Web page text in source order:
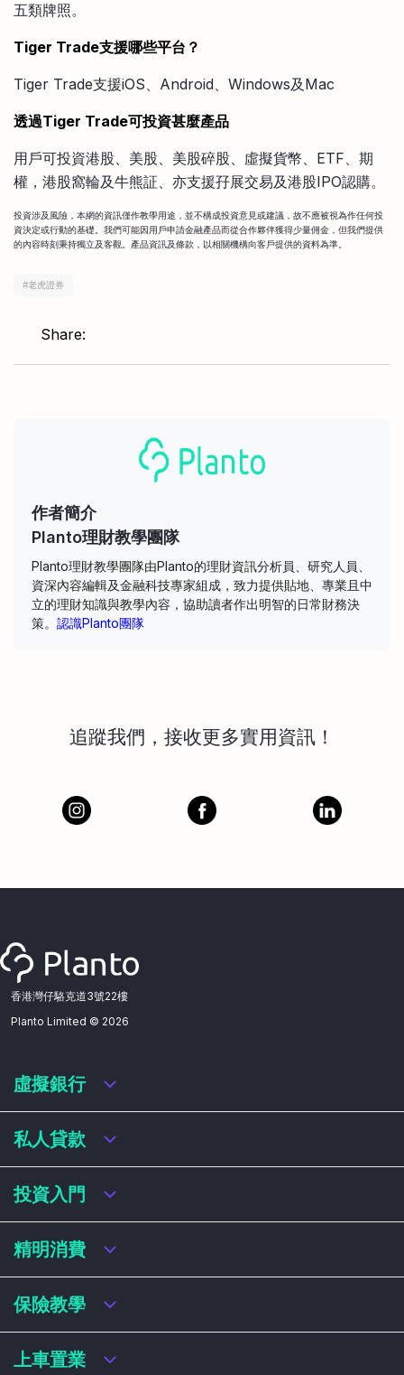
五類牌照。
Tiger Trade支援哪些平台？
Tiger Trade支援iOS、Android、Windows及Mac
透過Tiger Trade可投資甚麼產品
用戶可投資港股、美股、美股碎股、虛擬貨幣、ETF、期
權，港股窩輪及牛熊証、亦支援孖展交易及港股IPO認購。
投資涉及風險，本網的資訊僅作教學用途，並不構成投資意見或建議，故不應被視為作任何投
資決定或行動的基礎。我們可能因用戶申請金融產品而從合作夥伴獲得少量佣金，但我們提供
的內容時刻秉持獨立及客觀。產品資訊及條款，以相關機構向客戶提供的資料為準。
#老虎證券
Share:
作者簡介
Planto理財教學團隊
Planto理財教學團隊由Planto的理財資訊分析員、研究人員、
資深內容編輯及金融科技專家組成，致力提供貼地、專業且中
立的理財知識與教學內容，協助讀者作出明智的日常財務決
策。 認識Planto團隊
追蹤我們，接收更多實用資訊！
香港灣仔駱克道3號22樓
Planto Limited © 2026
虛擬銀行
虛擬銀行迎新優惠
虛擬銀行存款利率比較
虛擬銀行銀扣賬卡 / 信用卡
虛擬銀行貸款
私人貸款
私人貸款年利率比較
網上即批貸款
結餘轉戶
稅務貸款
財務公司貸款
投資入門
港股戶口收費及迎新優惠
基金平台比較
買加密貨幣教學
精明消費
網購信用卡
飛行里數信用卡
保險教學
買保險基本概念
上車置業